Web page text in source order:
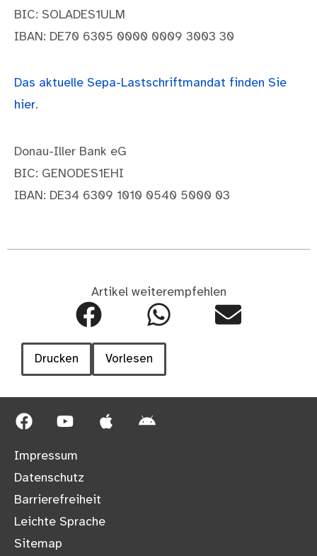
BIC: SOLADES1ULM
IBAN: DE70 6305 0000 0009 3003 30
Das aktuelle Sepa-Lastschriftmandat finden Sie
hier.
Donau-Iller Bank eG
BIC: GENODES1EHI
IBAN: DE34 6309 1010 0540 5000 03
Artikel weiterempfehlen
Drucken Vorlesen
Impressum
Datenschutz
Barrierefreiheit
Leichte Sprache
Sitemap